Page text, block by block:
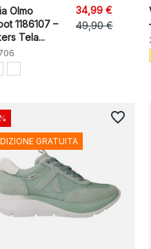
Olmo
1186107 –
Tela...
34,99 €
49,90 €
GRATUITA
favorite_border